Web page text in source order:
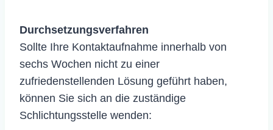
Durchsetzungsverfahren
Sollte Ihre Kontaktaufnahme innerhalb von
sechs Wochen nicht zu einer
zufriedenstellenden Lösung geführt haben,
können Sie sich an die zuständige
Schlichtungsstelle wenden: